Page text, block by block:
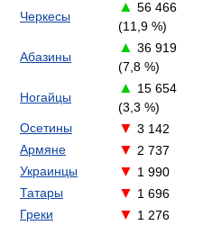
Черкесы
▲ 56 466
(11,9 %)
Абазины
▲ 36 919
(7,8 %)
Ногайцы
▲ 15 654
(3,3 %)
Осетины ▼ 3 142
Армяне
▼ 2 737
Украинцы
▼ 1 990
Татары
▼ 1 696
Греки
▼ 1 276